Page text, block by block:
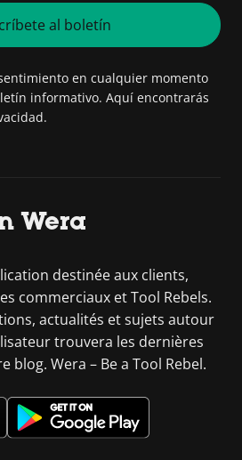
al boletín
en cualquier momento
informativo. Aquí encontrarás
Wera
destinée aux clients,
commerciaux et Tool Rebels.
actualités et sujets autour
trouvera les dernières
blog. Wera – Be a Tool Rebel.